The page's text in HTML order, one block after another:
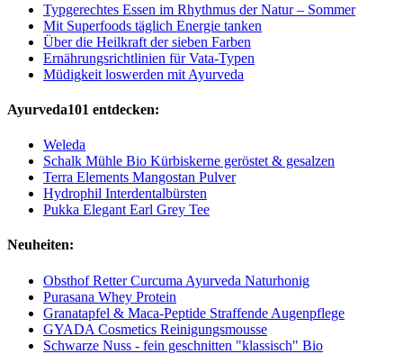
Typgerechtes Essen im Rhythmus der Natur – Sommer
Mit Superfoods täglich Energie tanken
Über die Heilkraft der sieben Farben
Ernährungsrichtlinien für Vata-Typen
Müdigkeit loswerden mit Ayurveda
Ayurveda101 entdecken:
Weleda
Schalk Mühle Bio Kürbiskerne geröstet & gesalzen
Terra Elements Mangostan Pulver
Hydrophil Interdentalbürsten
Pukka Elegant Earl Grey Tee
Neuheiten:
Obsthof Retter Curcuma Ayurveda Naturhonig
Purasana Whey Protein
Granatapfel & Maca-Peptide Straffende Augenpflege
GYADA Cosmetics Reinigungsmousse
Schwarze Nuss - fein geschnitten "klassisch" Bio